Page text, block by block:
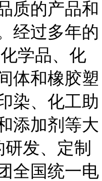
质的产品和
经过多年的
学品、化
体和橡胶塑
染、化工助
添加剂等大
发、定制
全国统一电